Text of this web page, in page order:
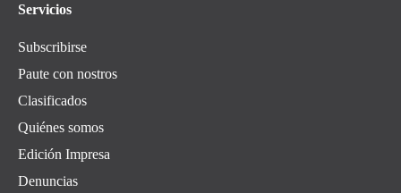
Servicios
Subscribirse
Paute con nostros
Clasificados
Quiénes somos
Edición Impresa
Denuncias